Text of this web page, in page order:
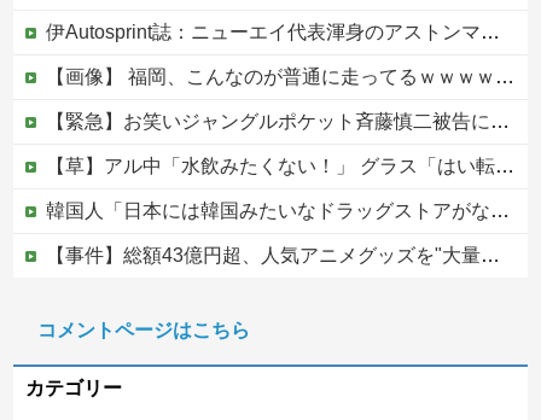
伊Autosprint誌：ニューエイ代表渾身のアストンマーチンAMR26を改善に導いた最大の功労者はカルディレ他
【画像】 福岡、こんなのが普通に走ってるｗｗｗｗｗｗｗｗｗｗｗｗｗｗｗｗｗｗｗｗｗｗｗｗｗｗｗｗｗｗｗｗｗｗｗｗｗｗｗｗ
【緊急】お笑いジャングルポケット斉藤慎二被告に懲役7年の求刑←これ…
【草】アル中「水飲みたくない！」 グラス「はい転倒」
韓国人「日本には韓国みたいなドラッグストアがないので韓国が羨ましくて羨ましくて仕方がないんだそうです」
【事件】総額43億円超、人気アニメグッズを"大量注文しキャンセル"女逮捕…ネット「オンラインショップを売り切れ状態にして商品相場を操作してたので...
【移民政策反対】イオンの売り場で唐揚げを食う中国人の子供
コメントページはこちら
カテゴリー